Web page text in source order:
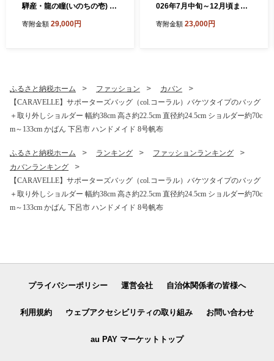
騨産・龍の瞳(いのちの壱) 株
令和7年産 精米 ブランド米
寄附金額 29,000円
026年7月中旬～12月頃ま
む天然の馬瀬川鮎 ６尾（重
寄附金額 23,000円
ふるさと納税ホーム ファッション
カバン
【CARAVELLE】サポーターズバッグ（col.コーラル）バケツタイプのバッグ
＋取り外しショルダー 幅約38cm 高さ約22.5cm 直径約24.5cm ショルダー約70c
m～133cm かばん 下呂市 ハンドメイド 8号帆布
ふるさと納税ホーム ランキング
ファッションランキング
カバンランキング
【CARAVELLE】サポーターズバッグ（col.コーラル）バケツタイプのバッグ
＋取り外しショルダー 幅約38cm 高さ約22.5cm 直径約24.5cm ショルダー約70c
m～133cm かばん 下呂市 ハンドメイド 8号帆布
プライバシーポリシー 運営会社 自治体関係者の皆様へ
利用規約 ウェブアクセシビリティの取り組み お問い合わせ
au PAY マーケットトップ